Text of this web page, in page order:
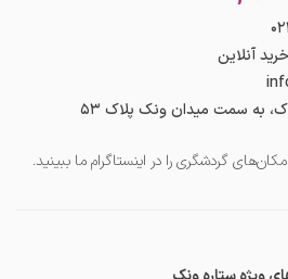
آنلاین
به سمت میدان ونک پلاک ۵۳
گردشگری را در اینستاگرام ما ببینید.